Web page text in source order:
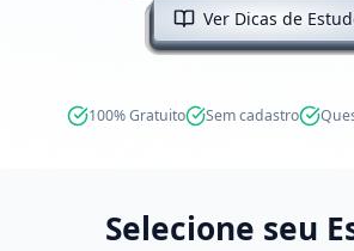
Ver Dicas de
100% Gratuito Sem cadastro
Selecione seu